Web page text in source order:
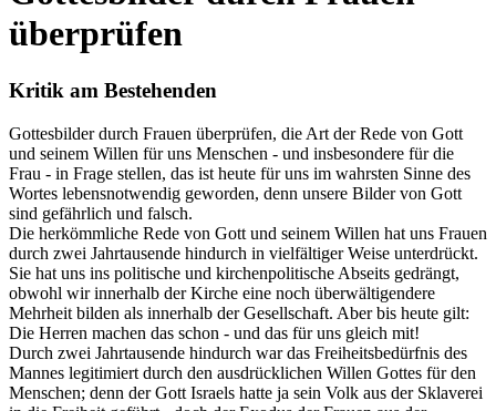
überprüfen
Kritik am Bestehenden
Gottesbilder durch Frauen überprüfen, die Art der Rede von Gott
und seinem Willen für uns Menschen - und insbesondere für die
Frau - in Frage stellen, das ist heute für uns im wahrsten Sinne des
Wortes lebensnotwendig geworden, denn unsere Bilder von Gott
sind gefährlich und falsch.
Die herkömmliche Rede von Gott und seinem Willen hat uns Frauen
durch zwei Jahrtausende hindurch in vielfältiger Weise unterdrückt.
Sie hat uns ins politische und kirchenpolitische Abseits gedrängt,
obwohl wir innerhalb der Kirche eine noch überwältigendere
Mehrheit bilden als innerhalb der Gesellschaft. Aber bis heute gilt:
Die Herren machen das schon - und das für uns gleich mit!
Durch zwei Jahrtausende hindurch war das Freiheitsbedürfnis des
Mannes legitimiert durch den ausdrücklichen Willen Gottes für den
Menschen; denn der Gott Israels hatte ja sein Volk aus der Sklaverei